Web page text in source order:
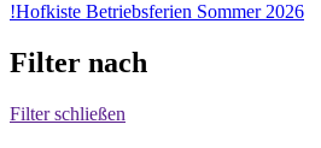
!Hofkiste Betriebsferien Sommer 2026
Filter nach
Filter schließen